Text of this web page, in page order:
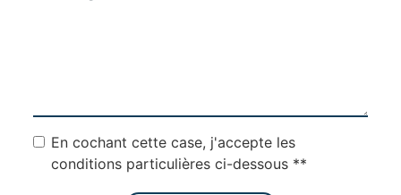
En cochant cette case, j'accepte les
conditions particulières ci-dessous **